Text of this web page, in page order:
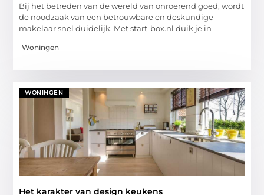
Bij het betreden van de wereld van onroerend goed, wordt
de noodzaak van een betrouwbare en deskundige
makelaar snel duidelijk. Met start-box.nl duik je in
Woningen
WONINGEN
Het karakter van design keukens